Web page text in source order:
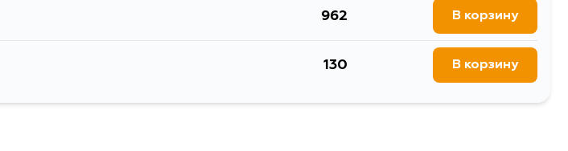
962 В корзину
130 В корзину